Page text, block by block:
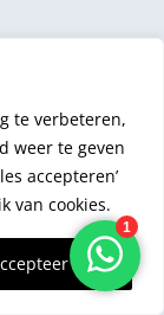
te verbeteren,
weer te geven
accepteren’
van cookies.
alles